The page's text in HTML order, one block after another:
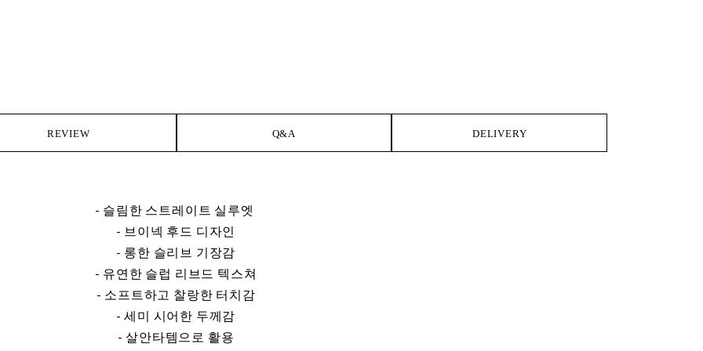
REVIEW Q&A DELIVERY
- 슬림한 스트레이트 실루엣
- 브이넥 후드 디자인
- 롱한 슬리브 기장감
- 유연한 슬럽 리브드 텍스쳐
- 소프트하고 찰랑한 터치감
- 세미 시어한 두께감
- 살안타템으로 활용